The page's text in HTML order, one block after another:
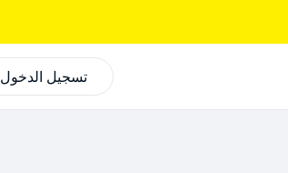
تسجيل الدخول